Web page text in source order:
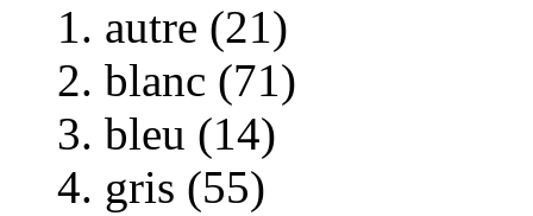
autre (21)
blanc (71)
bleu (14)
gris (55)